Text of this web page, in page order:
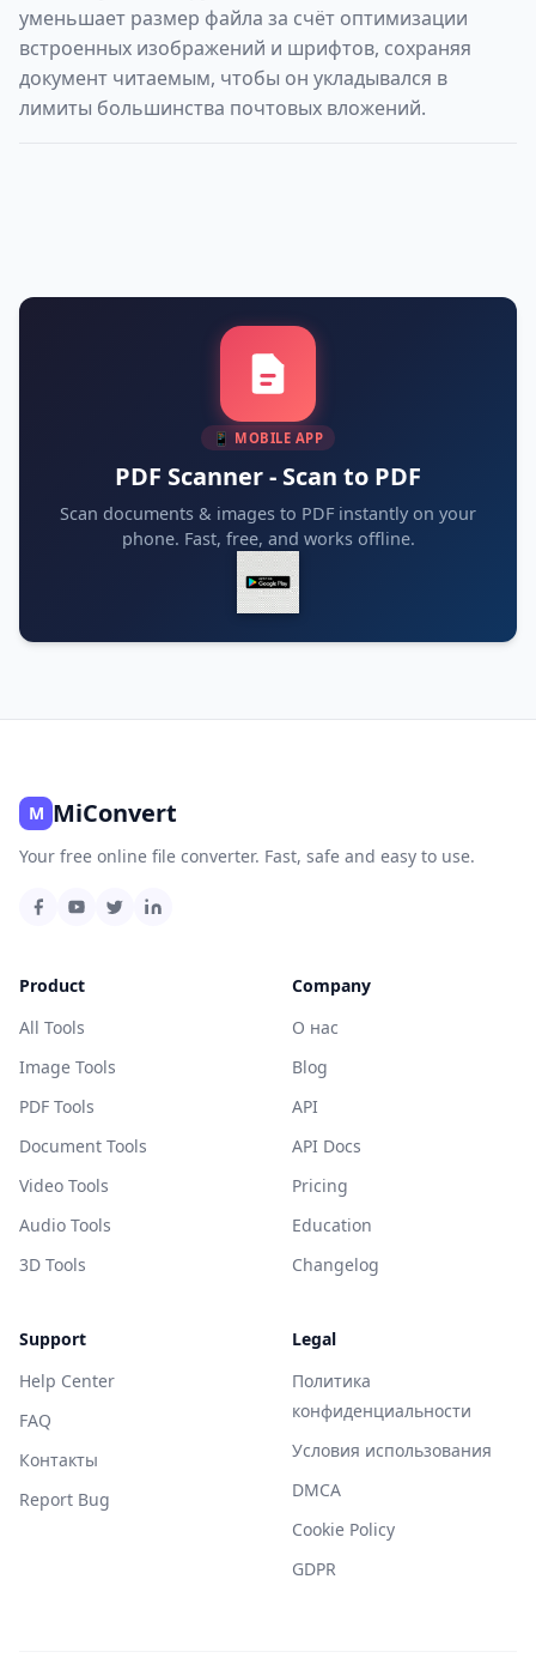
уменьшает размер файла за счёт оптимизации
встроенных изображений и шрифтов, сохраняя
документ читаемым, чтобы он укладывался в
лимиты большинства почтовых вложений.
📱 MOBILE APP
PDF Scanner - Scan to PDF
Scan documents & images to PDF instantly on your
phone. Fast, free, and works offline.
M MiConvert
Your free online file converter. Fast, safe and easy to use.
Product
All Tools
Image Tools
PDF Tools
Document Tools
Video Tools
Audio Tools
3D Tools
Company
О нас
Blog
API
API Docs
Pricing
Education
Changelog
Support
Help Center
FAQ
Контакты
Report Bug
Legal
Политика
конфиденциальности
Условия использования
DMCA
Cookie Policy
GDPR